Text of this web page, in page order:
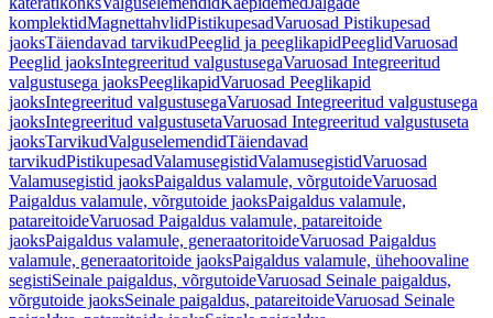
komplektidMagnettahvlidPistikupesadVaruosad Pistikupesad
jaoksTäiendavad tarvikudPeeglid ja peeglikapidPeeglidVaruosad
Peeglid jaoksIntegreeritud valgustusegaVaruosad Integreeritud
valgustusega jaoksPeeglikapidVaruosad Peeglikapid
jaoksIntegreeritud valgustusegaVaruosad Integreeritud valgustusega
jaoksIntegreeritud valgustusetaVaruosad Integreeritud valgustuseta
jaoksTarvikudValguselemendidTäiendavad
tarvikudPistikupesadValamusegistidValamusegistidVaruosad
Valamusegistid jaoksPaigaldus valamule, võrgutoideVaruosad
Paigaldus valamule, võrgutoide jaoksPaigaldus valamule,
patareitoideVaruosad Paigaldus valamule, patareitoide
jaoksPaigaldus valamule, generaatoritoideVaruosad Paigaldus
valamule, generaatoritoide jaoksPaigaldus valamule, ühehoovaline
segistiSeinale paigaldus, võrgutoideVaruosad Seinale paigaldus,
võrgutoide jaoksSeinale paigaldus, patareitoideVaruosad Seinale